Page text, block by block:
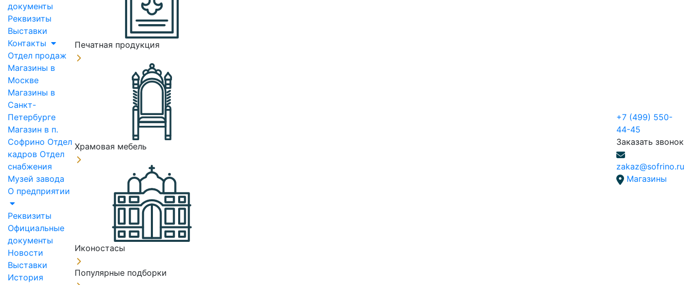
документы
Реквизиты
Выставки
Контакты
Отдел продаж
Магазины в
Москве
Магазины в
Санкт-
Петербурге
Магазин в п.
Софрино Отдел
кадров Отдел
снабжения
Музей завода
О предприятии
Реквизиты
Официальные
документы
Новости
Выставки
История
Печатная продукция
Храмовая мебель
Иконостасы
Популярные подборки
+7 (499) 550-
44-45
Заказать звонок
zakaz@sofrino.ru
Магазины